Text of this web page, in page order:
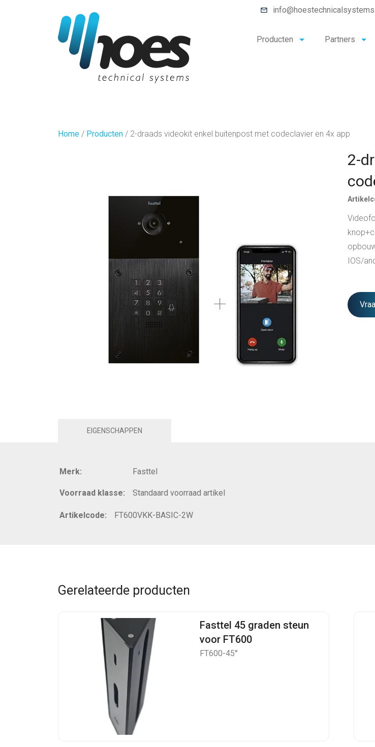
Producten Partners
Home / Producten / 2-draads videokit enkel buitenpost met codeclavier en 4x app
2-
IOS/
EIGENSCHAPPEN
Merk: Fasttel
Voorraad klasse: Standaard voorraad artikel
Artikelcode: FT600VKK-BASIC-2W
Gerelateerde producten
Fasttel 45 graden steun
voor FT600
FT600-45°